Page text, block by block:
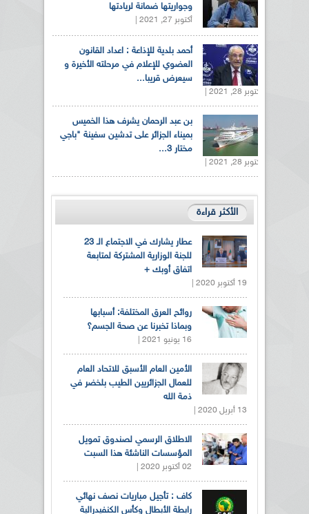
وجواريتها ضمانة لريادتها
أكتوبر 27, 2021 |
أحمد بلدية للإذاعة : اعداد القانون
العضوي للإعلام في مرحلته الأخيرة و
سيعرض قريبا...
أكتوبر 28, 2021 |
بن عبد الرحمان يشرف هذا الخميس
بميناء الجزائر على تدشين سفينة "باجي
مختار 3...
أكتوبر 28, 2021 |
الأكثر قراءة
عطار يشارك في الاجتماع الـ 23
للجنة الوزارية المشتركة لمتابعة
اتفاق أوبك +
19 أكتوبر 2020 |
روائح العرق المختلفة: أسبابها
وبماذا تخبرنا عن صحة الجسم؟
16 يونيو 2021 |
الأمين العام الأسبق للاتحاد العام
للعمال الجزائريين الطيب بلخضر في
ذمة الله
13 أبريل 2020 |
الاطلاق الرسمي لصندوق تمويل
المؤسسات الناشئة هذا السبت
02 أكتوبر 2020 |
كاف : تأجيل مباريات نصف نهائي
رابطة الأبطال وكأس الكنفيدرالية